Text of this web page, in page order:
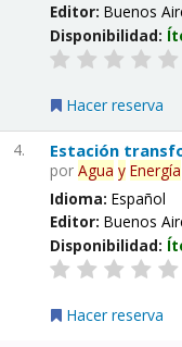
Editor:Buenos
Disponibilidad:
Hacer reserva
4. Estación
porAgua y Energía
Idioma:Español
Editor:Buenos
Disponibilidad:
Hacer reserva